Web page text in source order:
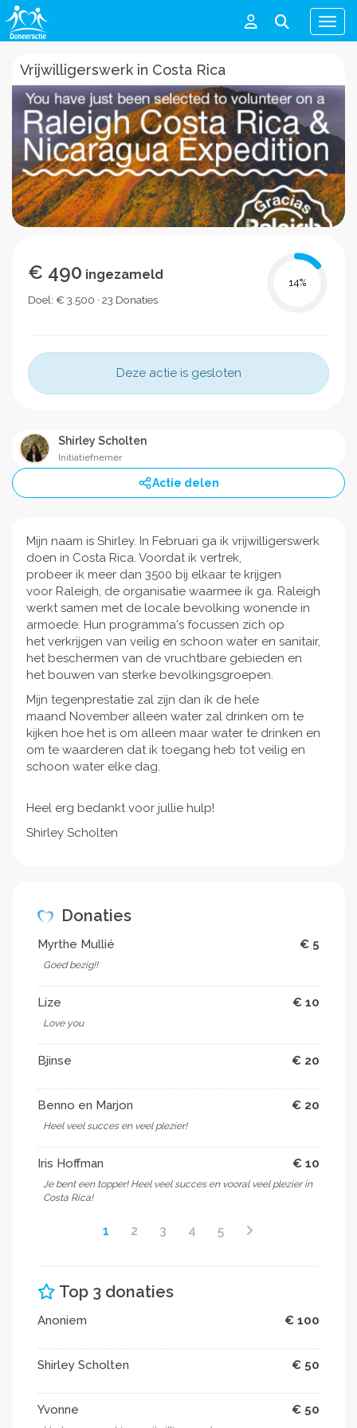
Menu
Vrijwilligerswerk in Costa Rica
€ 490 ingezameld
Doel: € 3.500 · 23 Donaties
14%
Deze actie is gesloten
Shirley Scholten
Initiatiefnemer
Actie delen
Mijn naam is Shirley. In Februari ga ik vrijwilligerswerk
doen in Costa Rica. Voordat ik vertrek,
probeer ik meer dan 3500 bij elkaar te krijgen
voor Raleigh, de organisatie waarmee ik ga. Raleigh
werkt samen met de locale bevolking wonende in
armoede. Hun programma's focussen zich op
het verkrijgen van veilig en schoon water en sanitair,
het beschermen van de vruchtbare gebieden en
het bouwen van sterke bevolkingsgroepen.
Mijn tegenprestatie zal zijn dan ik de hele
maand November alleen water zal drinken om te
kijken hoe het is om alleen maar water te drinken en
om te waarderen dat ik toegang heb tot veilig en
schoon water elke dag.
Heel erg bedankt voor jullie hulp!
Shirley Scholten
Donaties
Myrthe Mullié € 5
Goed bezig!!
Lize € 10
Love you
Bjinse € 20
Benno en Marjon € 20
Heel veel succes en veel plezier!
Iris Hoffman € 10
Je bent een topper! Heel veel succes en vooral veel plezier in
Costa Rica!
1 2 3 4 5
Top 3 donaties
Anoniem € 100
Shirley Scholten € 50
Yvonne € 50